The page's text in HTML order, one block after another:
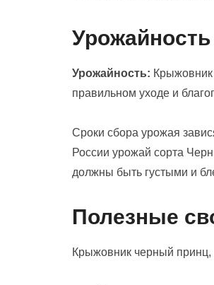
Урожайность:
правильном уходе и
Сроки сбора урожая
России урожай сорта
должны быть густыми и
Полезные
Крыжовник черный принц,